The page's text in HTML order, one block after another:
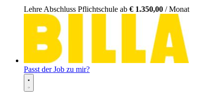
Lehre Abschluss Pflichtschule ab € 1.350,00 / Monat
Passt der Job zu mir?